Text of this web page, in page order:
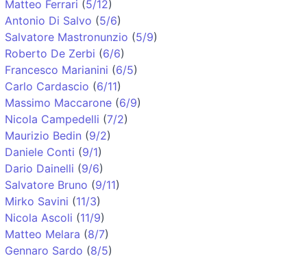
Matteo Ferrari (5/12)
Antonio Di Salvo (5/6)
Salvatore Mastronunzio (5/9)
Roberto De Zerbi (6/6)
Francesco Marianini (6/5)
Carlo Cardascio (6/11)
Massimo Maccarone (6/9)
Nicola Campedelli (7/2)
Maurizio Bedin (9/2)
Daniele Conti (9/1)
Dario Dainelli (9/6)
Salvatore Bruno (9/11)
Mirko Savini (11/3)
Nicola Ascoli (11/9)
Matteo Melara (8/7)
Gennaro Sardo (8/5)